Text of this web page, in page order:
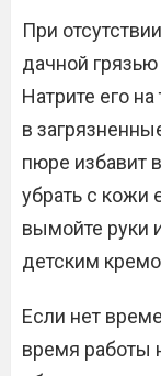
При
дачной
Натрите его
в
пюре избавит
убрать с кожи
вымойте руки
детским
Если нет
время работы